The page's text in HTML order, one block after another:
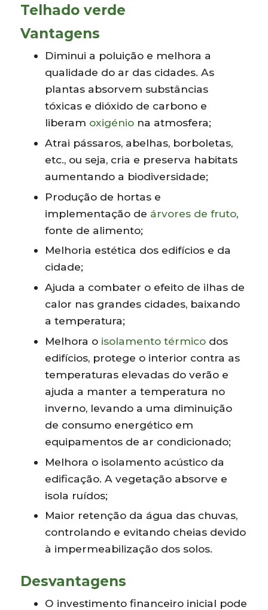
Telhado verde
Vantagens
Diminui a poluição e melhora a
qualidade do ar das cidades. As
plantas absorvem substâncias
tóxicas e dióxido de carbono e
liberam oxigéniona atmosfera;
Atrai pássaros, abelhas, borboletas,
etc., ou seja, cria e preserva habitats
aumentando a biodiversidade;
Produção de hortas e
implementação de árvores de fruto,
fonte de alimento;
Melhoria estética dos edifícios e da
cidade;
Ajuda a combater o efeito de ilhas de
calor nas grandes cidades, baixando
a temperatura;
Melhora o isolamento térmicodos
edifícios, protege o interior contra as
temperaturas elevadas do verão e
ajuda a manter a temperatura no
inverno, levando a uma diminuição
de consumo energético em
equipamentos de ar condicionado;
Melhora o isolamento acústico da
edificação. A vegetação absorve e
isola ruídos;
Maior retenção da água das chuvas,
controlando e evitando cheias devido
à impermeabilização dos solos.
Desvantagens
O investimento financeiro inicial pode